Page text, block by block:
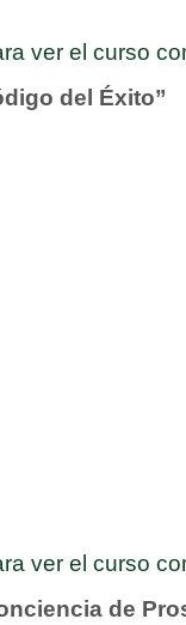
ver el curso
del Éxito”
ver el curso
de